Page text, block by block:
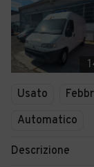
Usato
Automatico
Descrizione